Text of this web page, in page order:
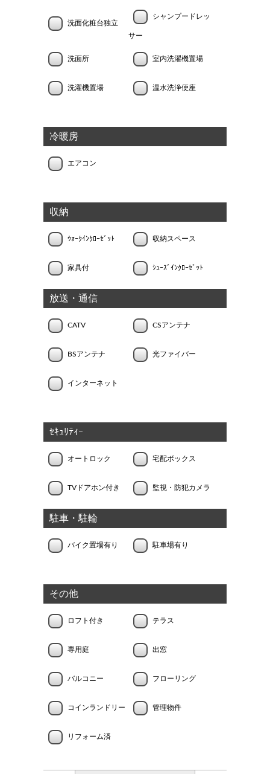
洗面化粧台独立
シャンプードレッ
サー
洗面所 室内洗濯機置場
洗濯機置場 温水洗浄便座
冷暖房
エアコン
収納
ｳｫｰｸｲﾝｸﾛｰｾﾞｯﾄ 収納スペース
家具付 ｼｭｰｽﾞｲﾝｸﾛｰｾﾞｯﾄ
放送・通信
CATV CSアンテナ
BSアンテナ 光ファイバー
インターネット
ｾｷｭﾘﾃｨｰ
オートロック 宅配ボックス
TVドアホン付き 監視・防犯カメラ
駐車・駐輪
バイク置場有り 駐車場有り
その他
ロフト付き テラス
専用庭 出窓
バルコニー フローリング
コインランドリー 管理物件
リフォーム済